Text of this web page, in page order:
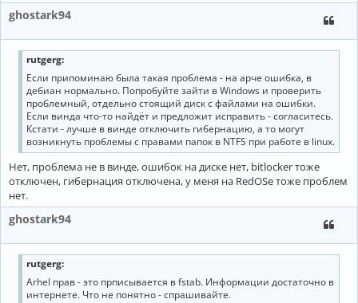
ghostark94
rutgerg:
Если припоминаю была такая проблема - на арче ошибка, в
дебиан нормально. Попробуйте зайти в Windows и проверить
проблемный, отдельно стоящий диск с файлами на ошибки.
Если винда что-то найдёт и предложит исправить - согласитесь.
Кстати - лучше в винде отключить гибернацию, а то могут
возникнуть проблемы с правами папок в NTFS при работе в linux.
Нет, проблема не в винде, ошибок на диске нет, bitlocker тоже
отключен, гибернация отключена, у меня на RedOSе тоже проблем
нет.
ghostark94
rutgerg:
Arhel прав - это прписывается в fstab. Информации достаточно в
интернете. Что не понятно - спрашивайте.